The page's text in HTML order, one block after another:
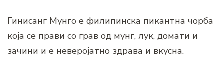
Гинисанг Мунго е филипинска пикантна чорба
која се прави со грав од мунг, лук, домати и
зачини и е неверојатно здрава и вкусна.